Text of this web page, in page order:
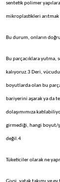
sentetik polimer
mikroplastikleri
Bu durum, onların
Bu parçacıklara yutma,
kalıyoruz.3 Deri,
boyutlarda olan bu
bariyerini aşarak ya da
dolaşımımıza
girmediği, hangi boyut/
değil.4
Tüketiciler olarak ne